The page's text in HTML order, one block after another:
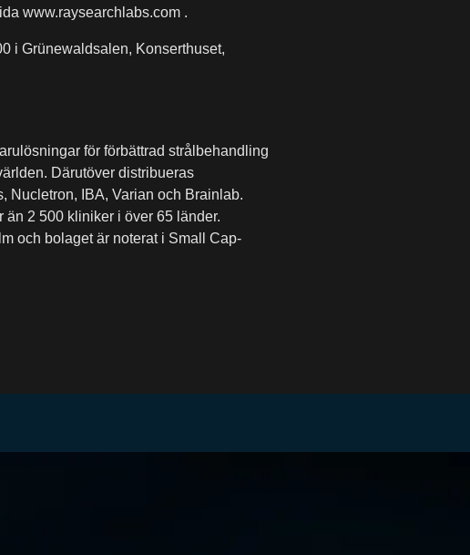
www.raysearchlabs.com .
i Grünewaldsalen, Konserthuset,
för förbättrad strålbehandling
Därutöver distribueras
Nucletron, IBA, Varian och Brainlab.
2 500 kliniker i över 65 länder.
och bolaget är noterat i Small Cap-